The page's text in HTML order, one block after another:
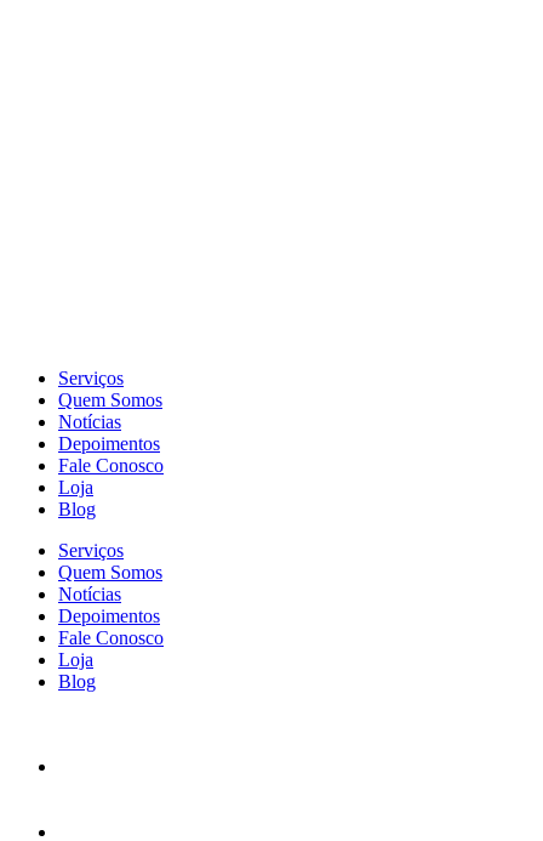
Serviços
Quem Somos
Notícias
Depoimentos
Fale Conosco
Loja
Blog
Serviços
Quem Somos
Notícias
Depoimentos
Fale Conosco
Loja
Blog